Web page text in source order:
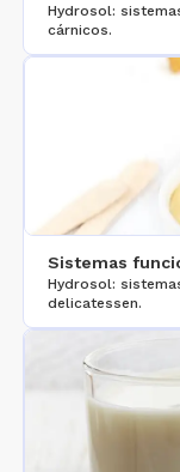
Hydrosol:
cárnicos.
Sistemas
Hydrosol:
delicatessen.